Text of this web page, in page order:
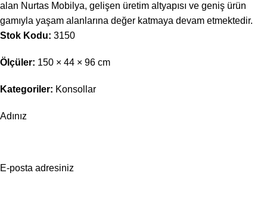
alan Nurtas Mobilya, gelişen üretim altyapısı ve geniş ürün
gamıyla yaşam alanlarına değer katmaya devam etmektedir.
Stok Kodu: 3150
Ölçüler: 150 × 44 × 96 cm
Kategoriler: Konsollar
Adınız
E-posta adresiniz